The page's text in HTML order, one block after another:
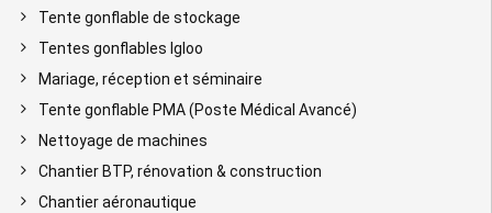
Tente gonflable de stockage
Tentes gonflables Igloo
Mariage, réception et séminaire
Tente gonflable PMA (Poste Médical Avancé)
Nettoyage de machines
Chantier BTP, rénovation & construction
Chantier aéronautique